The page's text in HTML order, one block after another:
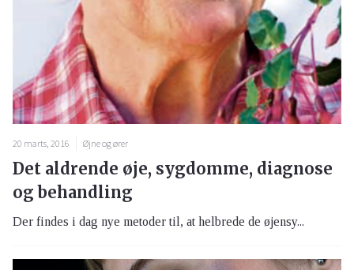
20 marts, 2016 Øjne og ører
Det aldrende øje, sygdomme, diagnose
og behandling
Der findes i dag nye metoder til, at helbrede de øjensy...